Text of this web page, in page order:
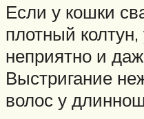
Если у кошки
плотный колтун,
неприятно и
Выстригание
волос у